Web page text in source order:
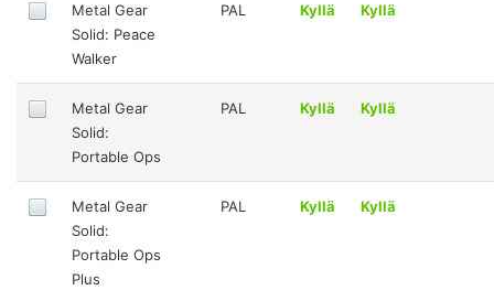
Metal Gear
Solid: Peace
Walker
PAL Kyllä Kyllä
Metal Gear
Solid:
Portable Ops
PAL Kyllä Kyllä
Metal Gear
Solid:
Portable Ops
Plus
PAL Kyllä Kyllä